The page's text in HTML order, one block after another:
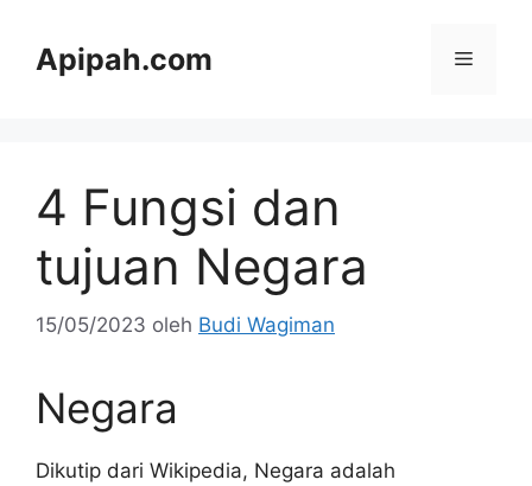
Apipah.com Menu
4 Fungsi dan
tujuan Negara
15/05/2023 oleh Budi Wagiman
Negara
Dikutip dari Wikipedia, Negara adalah